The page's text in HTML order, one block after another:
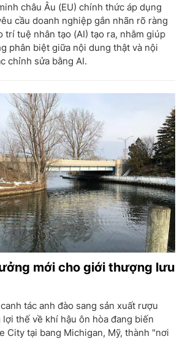
châu Âu (EU) chính thức áp dụng
cầu doanh nghiệp gắn nhãn rõ ràng
trí tuệ nhân tạo (AI) tạo ra, nhằm giúp
phân biệt giữa nội dung thật và nội
chỉnh sửa bằng AI.
mới cho giới thượng lưu
tác anh đào sang sản xuất rượu
lợi thế về khí hậu ôn hòa đang biến
City tại bang Michigan, Mỹ, thành "nơi